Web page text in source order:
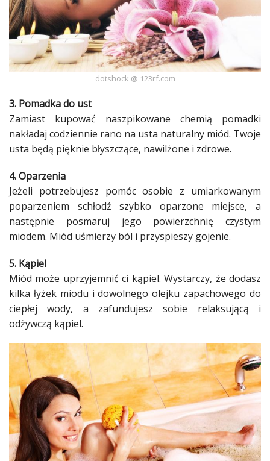
Dodaj
artykuł
dotshock @ 123rf.com
3. Pomadka do ust
Zamiast kupować naszpikowane chemią pomadki
nakładaj codziennie rano na usta naturalny miód. Twoje
usta będą pięknie błyszczące, nawilżone i zdrowe.
4. Oparzenia
Jeżeli potrzebujesz pomóc osobie z umiarkowanym
poparzeniem schłodź szybko oparzone miejsce, a
następnie posmaruj jego powierzchnię czystym
miodem. Miód uśmierzy ból i przyspieszy gojenie.
5. Kąpiel
Miód może uprzyjemnić ci kąpiel. Wystarczy, że dodasz
kilka łyżek miodu i dowolnego olejku zapachowego do
ciepłej wody, a zafundujesz sobie relaksującą i
odżywczą kąpiel.